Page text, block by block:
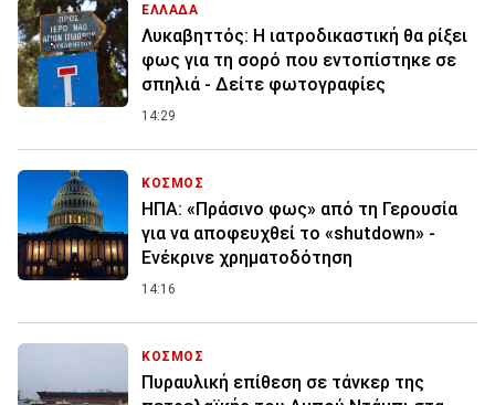
ΕΛΛΑΔΑ
Λυκαβηττός: Η ιατροδικαστική θα ρίξει
φως για τη σορό που εντοπίστηκε σε
σπηλιά - Δείτε φωτογραφίες
14:29
ΚΟΣΜΟΣ
ΗΠΑ: «Πράσινο φως» από τη Γερουσία
για να αποφευχθεί το «shutdown» -
Ενέκρινε χρηματοδότηση
14:16
ΚΟΣΜΟΣ
Πυραυλική επίθεση σε τάνκερ της